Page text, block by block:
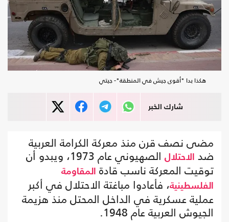
هكذا بدا "أقوى جيش في المنطقة"- جيتي
شارك الخبر
مضى نصف قرن منذ معركة الكرامة العربية
ضد الاحتلال
الصهيوني عام 1973، ويبدو أن
توقيت المعركة ناسب قادة
المقاومة
الفلسطينية، فأعادوا مباغتة الاحتلال في أكبر
عملية عسكرية في الداخل المحتل منذ هزيمة
الجيوش العربية عام 1948.